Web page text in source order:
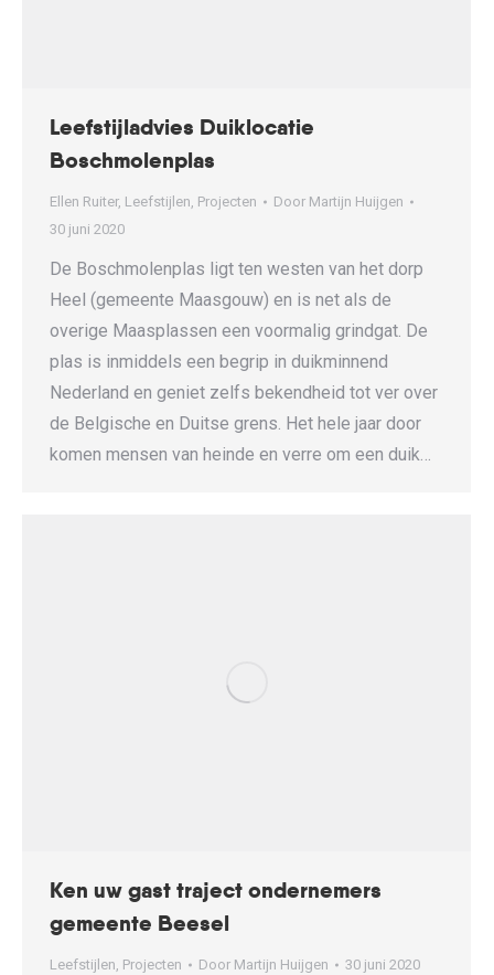
Leefstijladvies Duiklocatie
Boschmolenplas
Ellen Ruiter, Leefstijlen, Projecten Door Martijn Huijgen
30 juni 2020
De Boschmolenplas ligt ten westen van het dorp
Heel (gemeente Maasgouw) en is net als de
overige Maasplassen een voormalig grindgat. De
plas is inmiddels een begrip in duikminnend
Nederland en geniet zelfs bekendheid tot ver over
de Belgische en Duitse grens. Het hele jaar door
komen mensen van heinde en verre om een duik…
Ken uw gast traject ondernemers
gemeente Beesel
Leefstijlen, Projecten Door Martijn Huijgen 30 juni 2020